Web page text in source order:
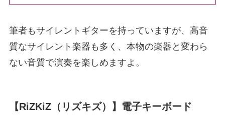
筆者もサイレントギターを持っていますが、高音
質なサイレント楽器も多く、本物の楽器と変わら
ない音質で演奏を楽しめますよ。
【RiZKiZ（リズキズ）】電子キーボード